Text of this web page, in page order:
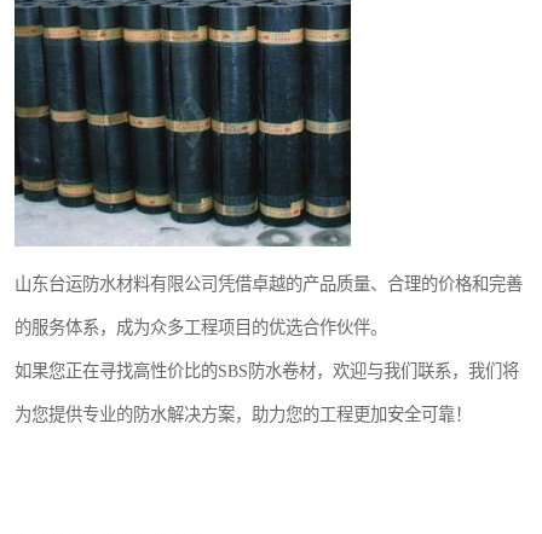
山东台运防水材料有限公司凭借卓越的产品质量、合理的价格和完善
的服务体系，成为众多工程项目的优选合作伙伴。
如果您正在寻找高性价比的SBS防水卷材，欢迎与我们联系，我们将
为您提供专业的防水解决方案，助力您的工程更加安全可靠！